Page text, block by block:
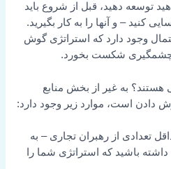
توسعه دهید، قبل از شروع باید
کنید – و آنها را به کار بگیرید.
وجود دارد که استراتژی گوش
چشمگیری شکست بخورد.
هستند؟ به غیر از بخش منابع
دادن است، موارد زیر وجود دارد:
تعدادی از رهبران تجاری – به
باشید که استراتژی شما را